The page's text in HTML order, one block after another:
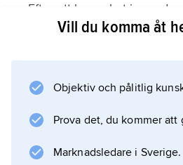
Efter att ha verkat inom den
folkhögskolan inträdde
den mycket spridda
Information om
Vill du komma åt
Objektiv och pålitlig
Prova det, du kommer att
Marknadsledare i Sverige.